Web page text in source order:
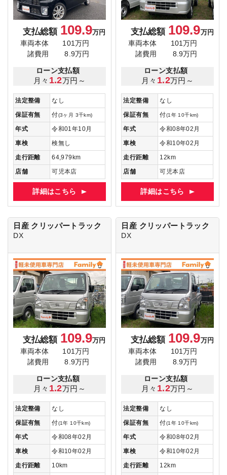
支払総額 109.9万円
車両本体
101万円
諸費用
8.9万円
ローン支払額
月々 1.2万円～
法定整備
なし
保証有無
付(3ヶ月 3千km)
年式
令和01年10月
車検
検無し
走行距離
64,979km
店舗
可児本店
詳細はこちら
支払総額 109.9万円
車両本体
101万円
諸費用
8.9万円
ローン支払額
月々 1.2万円～
法定整備
なし
保証有無
付(1年 10千km)
年式
令和08年02月
車検
令和10年02月
走行距離
12km
店舗
可児本店
詳細はこちら
日産 クリッパートラック
DX
支払総額 109.9万円
車両本体
101万円
諸費用
8.9万円
ローン支払額
月々 1.2万円～
法定整備
なし
保証有無
付(1年 10千km)
年式
令和08年02月
車検
令和10年02月
走行距離
10km
日産 クリッパートラック
DX
支払総額 109.9万円
車両本体
101万円
諸費用
8.9万円
ローン支払額
月々 1.2万円～
法定整備
なし
保証有無
付(1年 10千km)
年式
令和08年02月
車検
令和10年02月
走行距離
12km